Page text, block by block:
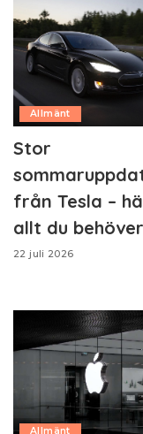
Allmänt
Stor
från Tesla –
allt du
22 juli 2026
Allmänt